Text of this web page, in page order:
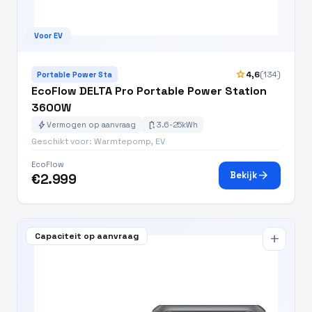
Voor EV
Portable Power Sta star4,6(134)
EcoFlow DELTA Pro Portable Power Station
3600W
boltVermogen op aanvraag battery_charging_full 3.6-25kWh
Geschikt voor: Warmtepomp, EV
EcoFlow
€2.999 Bekijkarrow_forward
Capaciteit op aanvraag add